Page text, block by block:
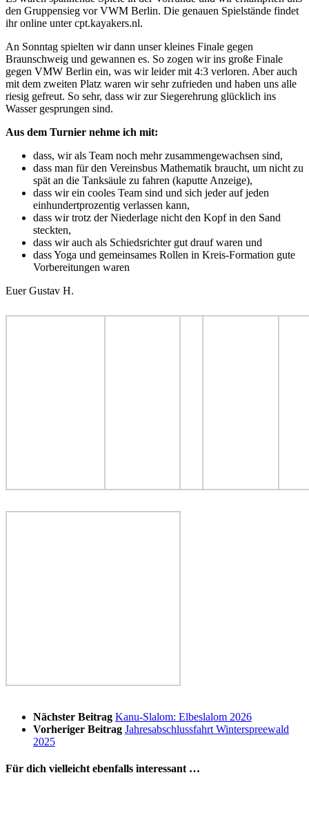
den Gruppensieg vor VWM Berlin. Die genauen Spielstände findet
ihr online unter cpt.kayakers.nl.
An Sonntag spielten wir dann unser kleines Finale gegen
Braunschweig und gewannen es. So zogen wir ins große Finale
gegen VMW Berlin ein, was wir leider mit 4:3 verloren. Aber auch
mit dem zweiten Platz waren wir sehr zufrieden und haben uns alle
riesig gefreut. So sehr, dass wir zur Siegerehrung glücklich ins
Wasser gesprungen sind.
Aus dem Turnier nehme ich mit:
dass, wir als Team noch mehr zusammengewachsen sind,
dass man für den Vereinsbus Mathematik braucht, um nicht zu
spät an die Tanksäule zu fahren (kaputte Anzeige),
dass wir ein cooles Team sind und sich jeder auf jeden
einhundertprozentig verlassen kann,
dass wir trotz der Niederlage nicht den Kopf in den Sand
steckten,
dass wir auch als Schiedsrichter gut drauf waren und
dass Yoga und gemeinsames Rollen in Kreis-Formation gute
Vorbereitungen waren
Euer Gustav H.
Nächster Beitrag Kanu-Slalom: Elbeslalom 2026
Vorheriger Beitrag Jahresabschlussfahrt Winterspreewald
2025
Für dich vielleicht ebenfalls interessant …